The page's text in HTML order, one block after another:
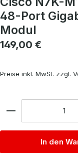
48-Port
Modul
Regulärer Preis:
149,00 €
Preise inkl. MwSt. zzgl.
In den